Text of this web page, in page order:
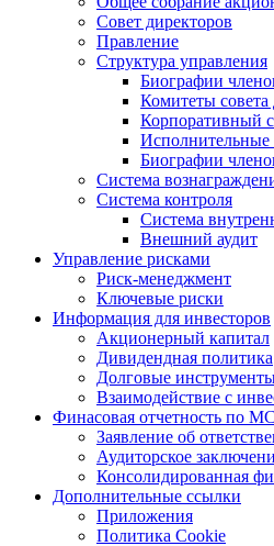
Совет директоров
Правление
Структура управления
Биографии
Комитеты совета
Корпоративный
Исполнительные
Биографии
Система
Система контроля
Система
Внешний аудит
Управление рисками
Риск-менеджмент
Ключевые риски
Информация для инвесторов
Акционерный капитал
Дивидендная политика
Долговые
Взаимодействие с
Финасовая отчетность по
Заявление об
Аудиторское
Консолидированная
Дополнительные ссылки
Приложения
Политика Cookie